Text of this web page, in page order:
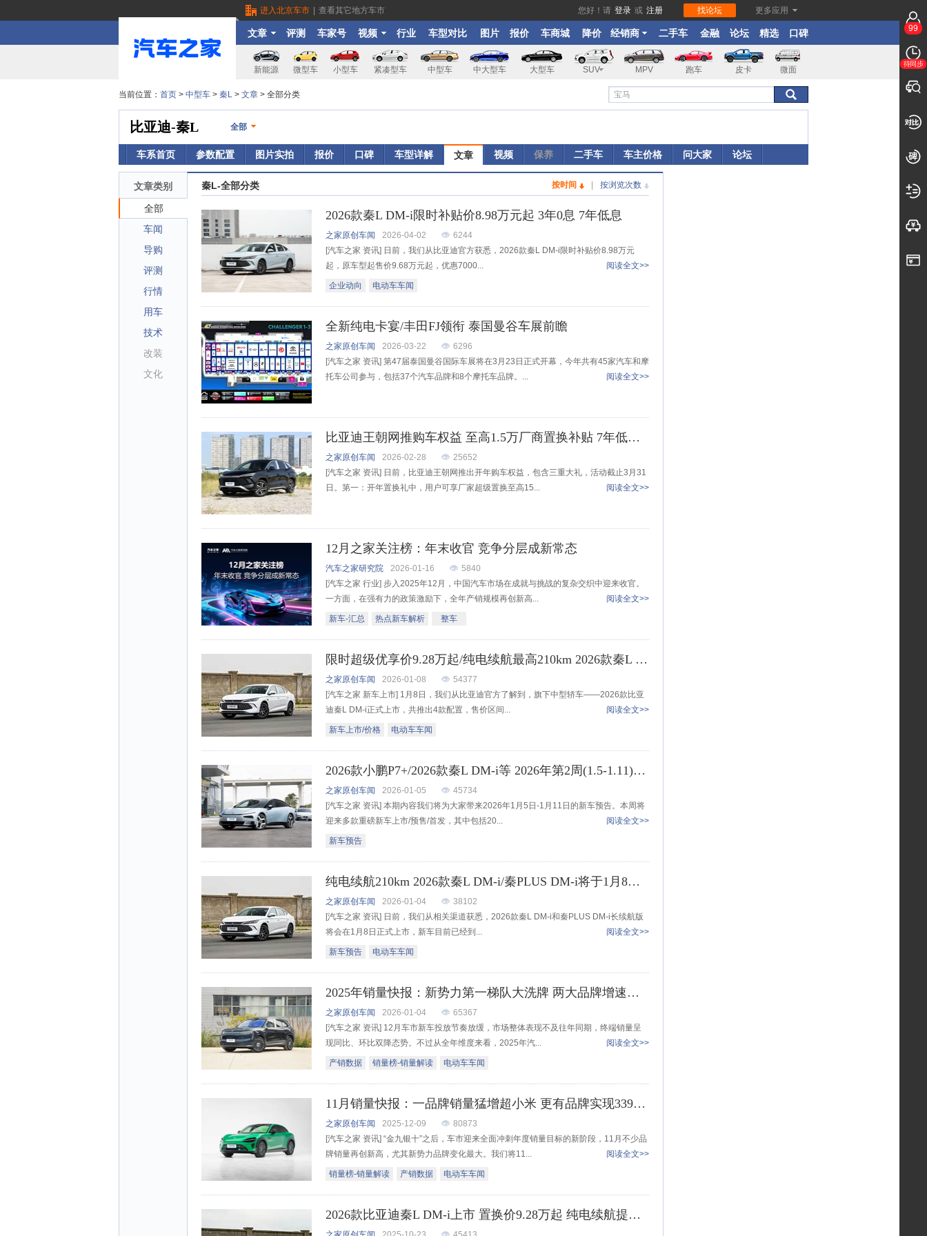
进入北京车市 查看其它地方车市 您好！请 登录 或 注册 找论坛 更多应用
文章 评测 车家号 视频 行业 车型对比 图片 报价 车商城 降价 经销商 二手车 金融 论坛 精选 口碑
新能源 微型车 小型车 紧凑型车 中型车 中大型车 大型车 SUV MPV 跑车 皮卡 微面
当前位置： 首页 > 中型车 > 秦L > 文章 > 全部分类
比亚迪-秦L 全部
车系首页 参数配置 图片实拍 报价 口碑 车型详解 文章 视频 保养 二手车 车主价格 问大家 论坛
文章类别
全部
车闻
导购
评测
行情
用车
技术
改装
文化
秦L-全部分类 按时间 按浏览次数
2026款秦L DM-i限时补贴价8.98万元起 3年0息 7年低息
之家原创车闻 2026-04-02
6244
[汽车之家 资讯] 日前，我们从比亚迪官方获悉，2026款秦L DM-i限时补贴价8.98万元
起，原车型起售价9.68万元起，优惠7000...
阅读全文>>
企业动向 电动车车闻
全新纯电卡宴/丰田FJ领衔 泰国曼谷车展前瞻
之家原创车闻 2026-03-22
6296
[汽车之家 资讯] 第47届泰国曼谷国际车展将在3月23日正式开幕，今年共有45家汽车和摩
托车公司参与，包括37个汽车品牌和8个摩托车品牌。...
阅读全文>>
比亚迪王朝网推购车权益 至高1.5万厂商置换补贴 7年低息/3年0息
之家原创车闻 2026-02-28
25652
[汽车之家 资讯] 日前，比亚迪王朝网推出开年购车权益，包含三重大礼，活动截止3月31
日。第一：开年置换礼中，用户可享厂家超级置换至高15...
阅读全文>>
12月之家关注榜：年末收官 竞争分层成新常态
汽车之家研究院 2026-01-16
5840
[汽车之家 行业] 步入2025年12月，中国汽车市场在成就与挑战的复杂交织中迎来收官。
一方面，在强有力的政策激励下，全年产销规模再创新高...
阅读全文>>
新车-汇总 热点新车解析 整车
限时超级优享价9.28万起/纯电续航最高210km 2026款秦L DM-i上市
之家原创车闻 2026-01-08
54377
[汽车之家 新车上市] 1月8日，我们从比亚迪官方了解到，旗下中型轿车——2026款比亚
迪秦L DM-i正式上市，共推出4款配置，售价区间...
阅读全文>>
新车上市/价格 电动车车闻
2026款小鹏P7+/2026款秦L DM-i等 2026年第2周(1.5-1.11)新车预告
之家原创车闻 2026-01-05
45734
[汽车之家 资讯] 本期内容我们将为大家带来2026年1月5日-1月11日的新车预告。本周将
迎来多款重磅新车上市/预售/首发，其中包括20...
阅读全文>>
新车预告
纯电续航210km 2026款秦L DM-i/秦PLUS DM-i将于1月8日上市
之家原创车闻 2026-01-04
38102
[汽车之家 资讯] 日前，我们从相关渠道获悉，2026款秦L DM-i和秦PLUS DM-i长续航版
将会在1月8日正式上市，新车目前已经到...
阅读全文>>
新车预告 电动车车闻
2025年销量快报：新势力第一梯队大洗牌 两大品牌增速超300%
之家原创车闻 2026-01-04
65367
[汽车之家 资讯] 12月车市新车投放节奏放缓，市场整体表现不及往年同期，终端销量呈
现同比、环比双降态势。不过从全年维度来看，2025年汽...
阅读全文>>
产销数据 销量榜-销量解读 电动车车闻
11月销量快报：一品牌销量猛增超小米 更有品牌实现339%同比增长
之家原创车闻 2025-12-09
80873
[汽车之家 资讯] “金九银十”之后，车市迎来全面冲刺年度销量目标的新阶段，11月不少品
牌销量再创新高，尤其新势力品牌变化最大。我们将11...
阅读全文>>
销量榜-销量解读 产销数据 电动车车闻
2026款比亚迪秦L DM-i上市 置换价9.28万起 纯电续航提升至128km
99
待同步